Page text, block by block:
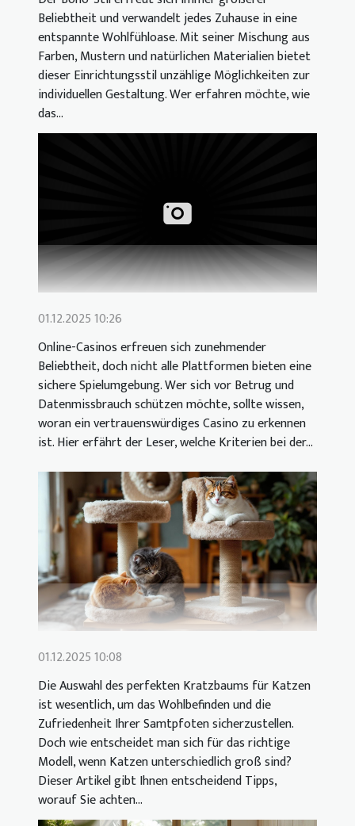
Beliebtheit und verwandelt jedes Zuhause in eine
entspannte Wohlfühloase. Mit seiner Mischung aus
Farben, Mustern und natürlichen Materialien bietet
dieser Einrichtungsstil unzählige Möglichkeiten zur
individuellen Gestaltung. Wer erfahren möchte, wie
das...
01.12.2025 10:26
Online-Casinos erfreuen sich zunehmender
Beliebtheit, doch nicht alle Plattformen bieten eine
sichere Spielumgebung. Wer sich vor Betrug und
Datenmissbrauch schützen möchte, sollte wissen,
woran ein vertrauenswürdiges Casino zu erkennen
ist. Hier erfährt der Leser, welche Kriterien bei der...
01.12.2025 10:08
Die Auswahl des perfekten Kratzbaums für Katzen
ist wesentlich, um das Wohlbefinden und die
Zufriedenheit Ihrer Samtpfoten sicherzustellen.
Doch wie entscheidet man sich für das richtige
Modell, wenn Katzen unterschiedlich groß sind?
Dieser Artikel gibt Ihnen entscheidend Tipps,
worauf Sie achten...